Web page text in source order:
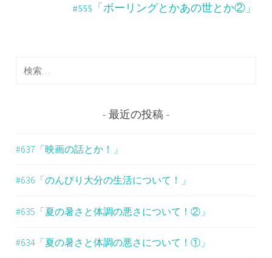
ー
#555「ボーリングとかあの世とか②」
検
最近の投稿
#637「映画の話とか！」
#636「のんびり大分の生活について！」
#635「夏の暑さと体調の悪さについて！②」
#634「夏の暑さと体調の悪さについて！①」